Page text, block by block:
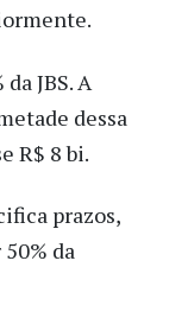
JBS. A
dessa
R$ 8 bi.
prazos,
da